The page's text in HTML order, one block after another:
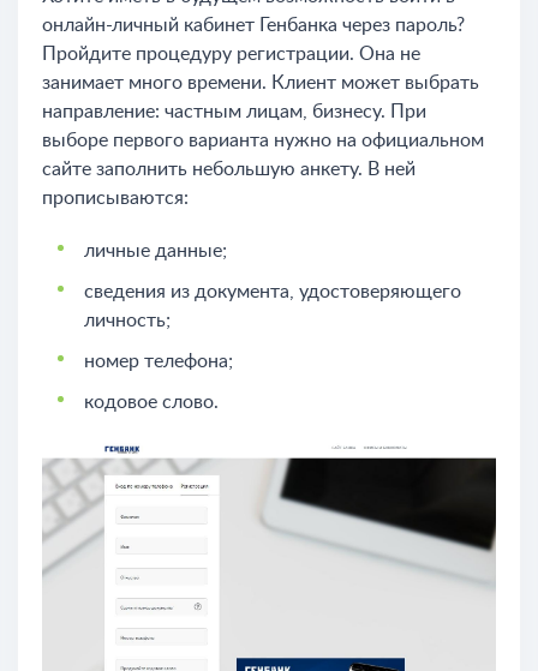
онлайн-личный кабинет Генбанка через пароль?
Пройдите процедуру регистрации. Она не
занимает много времени. Клиент может выбрать
направление: частным лицам, бизнесу. При
выборе первого варианта нужно на официальном
сайте заполнить небольшую анкету. В ней
прописываются:
личные данные;
сведения из документа, удостоверяющего
личность;
номер телефона;
кодовое слово.